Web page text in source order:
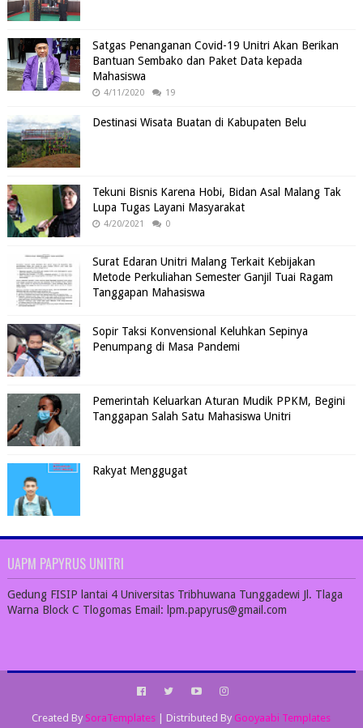
Satgas Penanganan Covid-19 Unitri Akan Berikan
Bantuan Sembako dan Paket Data kepada
Mahasiswa
4/11/2020 19
Destinasi Wisata Buatan di Kabupaten Belu
Tekuni Bisnis Karena Hobi, Bidan Asal Malang Tak
Lupa Tugas Layani Masyarakat
4/20/2021 0
Surat Edaran Unitri Malang Terkait Kebijakan
Metode Perkuliahan Semester Ganjil Tuai Ragam
Tanggapan Mahasiswa
Sopir Taksi Konvensional Keluhkan Sepinya
Penumpang di Masa Pandemi
Pemerintah Keluarkan Aturan Mudik PPKM, Begini
Tanggapan Salah Satu Mahasiswa Unitri
Rakyat Menggugat
UAPM PAPYRUS UNITRI
Gedung FISIP lantai 4 Universitas Tribhuwana Tunggadewi Jl. Tlaga
Warna Block C Tlogomas Email: lpm.papyrus@gmail.com
Created By SoraTemplates | Distributed By Gooyaabi Templates